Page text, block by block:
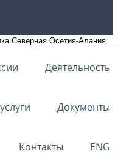
Деятельность
Документы
Контакты ENG